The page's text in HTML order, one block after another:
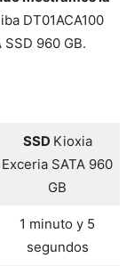
DT01ACA100
960 GB.
SSD Kioxia
Exceria SATA 960
GB
1 minuto y 5
segundos